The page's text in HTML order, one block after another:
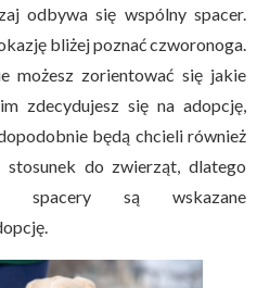
odbywa się wspólny spacer.
bliżej poznać czworonoga.
możesz zorientować się jakie
zdecydujesz się na adopcję,
będą chcieli również
do zwierząt, dlatego
spacery są wskazane